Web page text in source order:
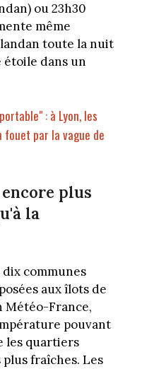
ou 23h30
même
toute la nuit
dans un
: à Lyon, les
par la vague de
plus
la
communes
aux îlots de
Météo-France,
pouvant
les quartiers
fraîches. Les